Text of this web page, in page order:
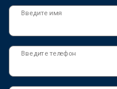
Введите имя
Введите телефон